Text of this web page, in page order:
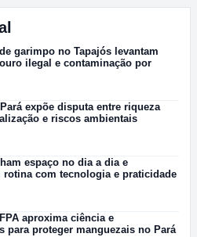
garimpo no Tapajós levantam
ilegal e contaminação por
expõe disputa entre riqueza
e riscos ambientais
espaço no dia a dia e
rotina com tecnologia e praticidade
aproxima ciência e
para proteger manguezais no Pará